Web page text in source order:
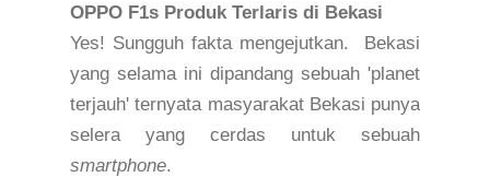
OPPO F1s Produk Terlaris di Bekasi
Yes! Sungguh fakta mengejutkan.
Bekasi
yang selama ini dipandang sebuah 'planet
terjauh' ternyata masyarakat Bekasi punya
selera yang cerdas untuk sebuah
smartphone.